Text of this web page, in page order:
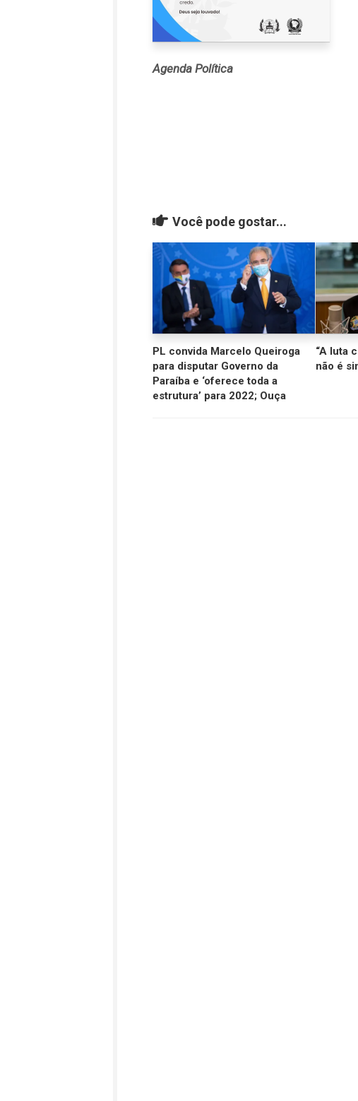
Agenda Política
Você pode gostar...
PL convida Marcelo Queiroga
para disputar Governo da
Paraíba e ‘oferece toda a
estrutura’ para 2022; Ouça
“A luta
não é